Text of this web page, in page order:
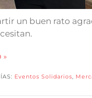
un buen rato
Eventos Solidarios,